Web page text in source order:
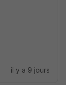
il y a 9 jours